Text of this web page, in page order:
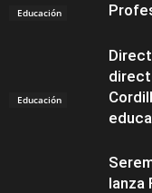
Educación
Educación
lanza